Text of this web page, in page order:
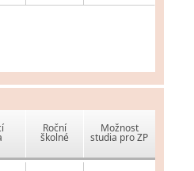
Roční
školné
Možnost
studia pro ZP